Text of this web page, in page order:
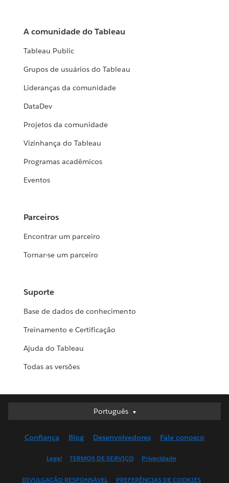
A comunidade do Tableau
Tableau Public
Grupos de usuários do Tableau
Lideranças da comunidade
DataDev
Projetos da comunidade
Vizinhança do Tableau
Programas acadêmicos
Eventos
Parceiros
Encontrar um parceiro
Tornar-se um parceiro
Suporte
Base de dados de conhecimento
Treinamento e Certificação
Ajuda do Tableau
Todas as versões
Português
Português
English (UK)
Confiança Blog Desenvolvedores Fale conosco
Legal TERMOS DE SERVIÇO Privacidade
DIVULGAÇÃO RESPONSÁVEL PREFERÊNCIAS DE COOKIES